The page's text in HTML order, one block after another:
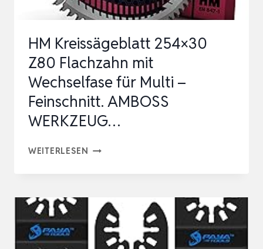
2,4
64
ZÄHNE,
ZUBEH…
HM Kreissägeblatt 254×30
Z80 Flachzahn mit
Wechselfase für Multi –
Feinschnitt. AMBOSS
WERKZEUG…
WEITERLESEN HM
Z80
FLACHZAHN
MIT